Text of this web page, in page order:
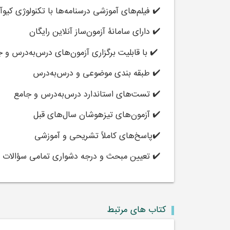
✔️ فیلم‌های آموزشی درسنامه‌ها با تکنولوژی
✔️ دارای سامانۀ آزمون‌ساز آنلاینرایگان
✔️ با قابلیت برگزاری آزمون‌های درس‌به‌درس و
✔️ طبقه بندی موضوعی و درس‌به‌درس
✔️ تست‌های استاندارد درس‌به‌درس و جامع
✔️ آزمون‌های تیزهوشان سال‌های قبل
✔️پاسخ‌های کاملاً تشریحی و آموزشی
✔️ تعیین مبحث و درجه دشواری تمامی سؤالات
کتاب های مرتبط